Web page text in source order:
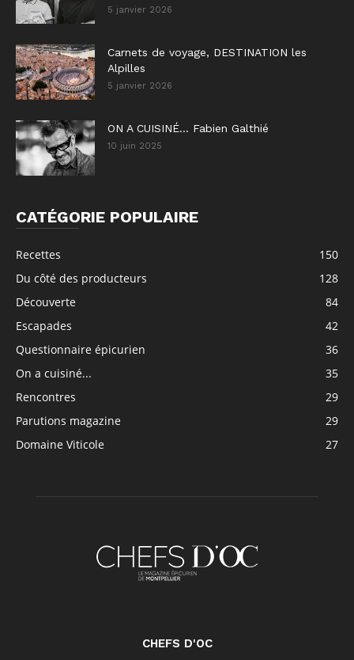
5 janvier 2026
Carnets de voyage, DESTINATION les
Alpilles
5 janvier 2026
ON A CUISINÉ… Fabien Galthié
10 juin 2025
CATÉGORIE POPULAIRE
Recettes
150
Du côté des producteurs
128
Découverte
84
Escapades
42
Questionnaire épicurien
36
On a cuisiné...
35
Rencontres
29
Parutions magazine
29
Domaine Viticole
27
CHEFS D'OC